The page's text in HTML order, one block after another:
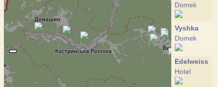
Domek
Vyshka
Domek
Edelweiss
Hotel